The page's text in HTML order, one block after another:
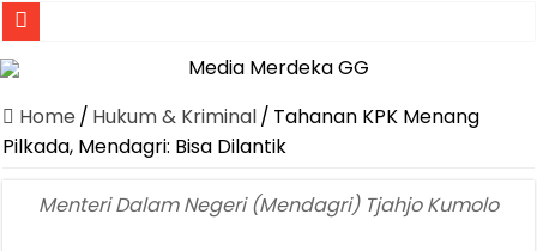
Jasa Raharja Serahkan Santunan kepada Ahli Waris Korban
Canangkan Desa TAPIS dan Luncurkan Sekolah Lansia di
Pemprov Lampung Berhasil Kendalikan Inflasi, Jadi Provinsi
Dirut Jasa Raharja Dampingi Wamenhub Tinjau Penanganan
Home / Hukum & Kriminal/ Tahanan KPK Menang
Pilkada, Mendagri: Bisa Dilantik
Menteri Dalam Negeri (Mendagri) Tjahjo Kumolo